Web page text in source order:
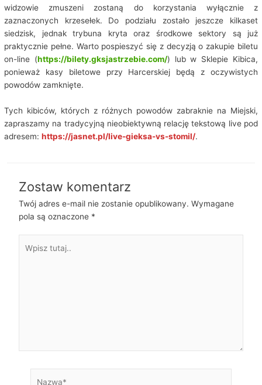
widzowie zmuszeni zostaną do korzystania wyłącznie z
zaznaczonych krzesełek. Do podziału zostało jeszcze kilkaset
siedzisk, jednak trybuna kryta oraz środkowe sektory są już
praktycznie pełne. Warto pospieszyć się z decyzją o zakupie biletu
on-line (https://bilety.gksjastrzebie.com/) lub w Sklepie Kibica,
ponieważ kasy biletowe przy Harcerskiej będą z oczywistych
powodów zamknięte.
Tych kibiców, których z różnych powodów zabraknie na Miejski,
zapraszamy na tradycyjną nieobiektywną relację tekstową live pod
adresem: https://jasnet.pl/live-gieksa-vs-stomil/.
Zostaw komentarz
Twój adres e-mail nie zostanie opublikowany. Wymagane
pola są oznaczone *
tutaj..